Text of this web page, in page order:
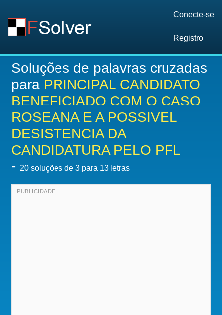
Conecte-se
Registro
Soluções de palavras cruzadas
para PRINCIPAL CANDIDATO
BENEFICIADO COM O CASO
ROSEANA E A POSSIVEL
DESISTENCIA DA
CANDIDATURA PELO PFL
- 20 soluções de 3 para 13 letras